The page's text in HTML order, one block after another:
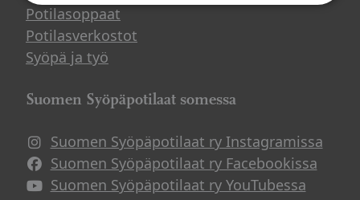
Potilasoppaat
Potilasverkostot
Syöpä ja työ
Suomen Syöpäpotilaat somessa
Suomen Syöpäpotilaat ry Instagramissa
Suomen Syöpäpotilaat ry Facebookissa
Suomen Syöpäpotilaat ry YouTubessa